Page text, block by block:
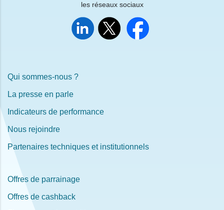
les réseaux sociaux
Qui sommes-nous ?
La presse en parle
Indicateurs de performance
Nous rejoindre
Partenaires techniques et institutionnels
Offres de parrainage
Offres de cashback